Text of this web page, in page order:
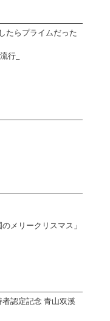
たらプライムだった
行_
メリークリスマス」
認定記念 青山双溪